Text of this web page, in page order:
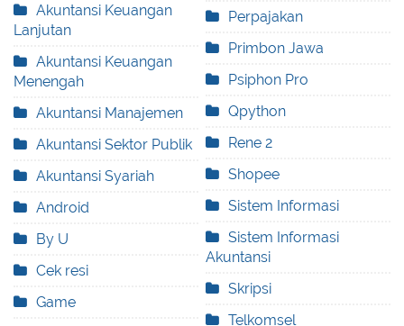
Akuntansi Keuangan
Lanjutan
Akuntansi Keuangan
Menengah
Akuntansi Manajemen
Akuntansi Sektor Publik
Akuntansi Syariah
Android
By U
Cek resi
Game
Perpajakan
Primbon Jawa
Psiphon Pro
Qpython
Rene 2
Shopee
Sistem Informasi
Sistem Informasi
Akuntansi
Skripsi
Telkomsel